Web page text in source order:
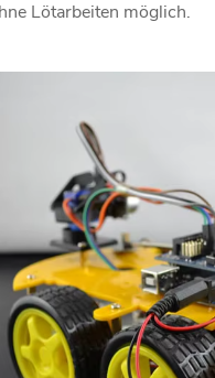
Lötarbeiten möglich.